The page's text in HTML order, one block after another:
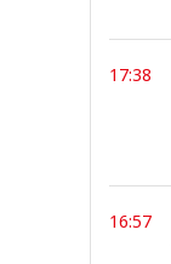
17:38
16:57